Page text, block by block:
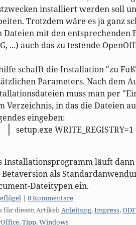
installiert werden soll
Trotzdem wäre es ja ganz
Dateien mit den entsprechenden
...) auch das zu testende
schafft die Installation "zu
Parameters. Nach dem
muss man per
Verzeichnis, in das die Dateien
eingeben:
setup.exe WRITE_REGISTRY=1
Installationsprogramm läuft
Betaversion als
Dateitypen ein.
| 0 Kommentare
für diesen Artikel: Anleitung,Impress,ODF
,Tipp,Windows